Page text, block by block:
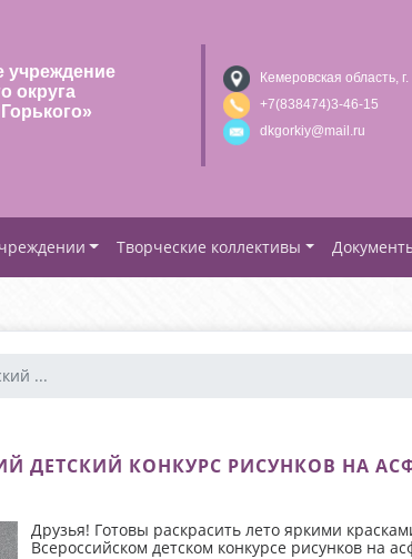
учреждение
округа
Кемеровская область,
+7(838474)3-46-15
dkgorkiy@mail.ru
Творческие коллективы
...
ДЕТСКИЙ КОНКУРС РИСУНКОВ НА
Друзья! Готовы раскрасить лето яркими
Всероссийском детском конкурсе рисунков на